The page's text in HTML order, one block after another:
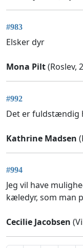
#983
Elsker dyr
Mona Pilt(Roslev,
#992
Det er fuldstændig
Kathrine Madsen
#994
Jeg vil have
kæledyr, som man
Cecilie Jacobsen